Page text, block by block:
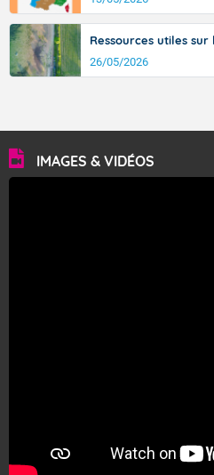
Ressources utiles
26/05/2026
IMAGES & VIDÉOS